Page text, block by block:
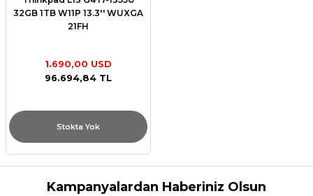
32GB 1TB W11P 13.3'' WUXGA
21FH
1.690,00 USD
96.694,84 TL
Stokta Yok
Kampanyalardan Haberiniz Olsun